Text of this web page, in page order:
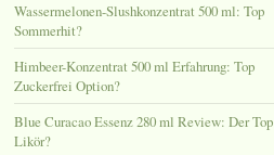
Wassermelonen-Slushkonzentrat 500 ml: Top
Sommerhit?
Himbeer-Konzentrat 500 ml Erfahrung: Top
Zuckerfrei Option?
Blue Curacao Essenz 280 ml Review: Der Top
Likör?